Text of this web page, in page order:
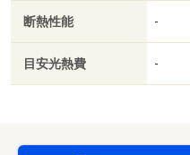
４ｍ／彦根市立中央中学
県立彦根東高等学校（高
県立大学（大学・短大）
断熱性能 -
目安光熱費 -